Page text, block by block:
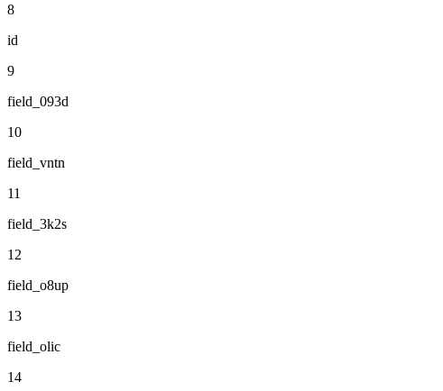
8
id
9
field_093d
10
field_vntn
11
field_3k2s
12
field_o8up
13
field_olic
14